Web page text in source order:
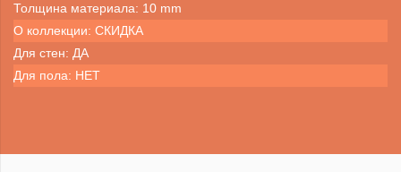
Толщина материала: 10 mm
О коллекции: СКИДКА
Для стен: ДА
Для пола: НЕТ